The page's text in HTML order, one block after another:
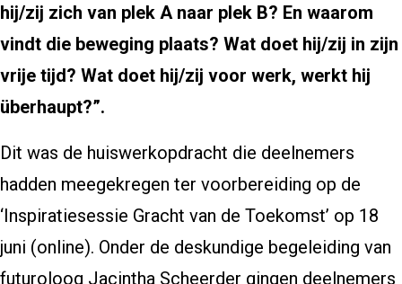
hij/zij zich van plek A naar plek B? En waarom
vindt die beweging plaats? Wat doet hij/zij in zijn
vrije tijd? Wat doet hij/zij voor werk, werkt hij
überhaupt?”.
Dit was de huiswerkopdracht die deelnemers
hadden meegekregen ter voorbereiding op de
‘Inspiratiesessie Gracht van de Toekomst’ op 18
juni (online). Onder de deskundige begeleiding van
futuroloog Jacintha Scheerder gingen deelnemers